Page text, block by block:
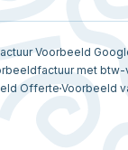
Voorbeeld
met
Offerte Voorbeeld